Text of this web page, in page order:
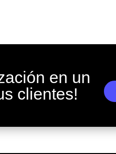
en un
clientes!